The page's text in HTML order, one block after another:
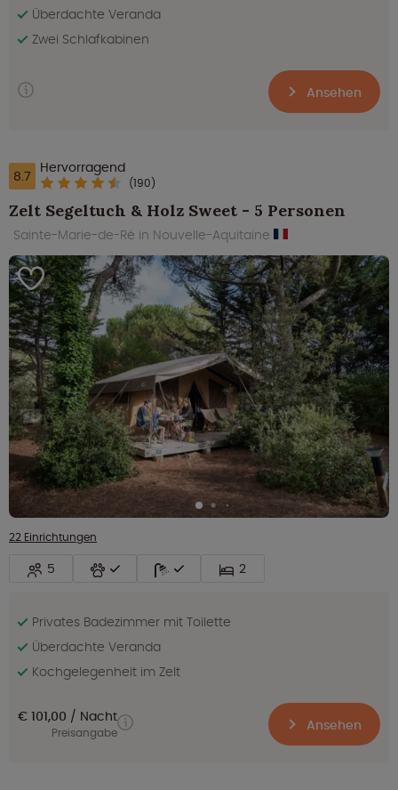
Überdachte Veranda
Zwei Schlafkabinen
Ansehen
8.7 Hervorragend
(190)
Zelt Segeltuch & Holz Sweet - 5 Personen
Sainte-Marie-de-Ré in Nouvelle-Aquitaine
22 Einrichtungen
5 2
Privates Badezimmer mit Toilette
Überdachte Veranda
Kochgelegenheit im Zelt
€ 101,00 Nacht
Preisangabe Ansehen